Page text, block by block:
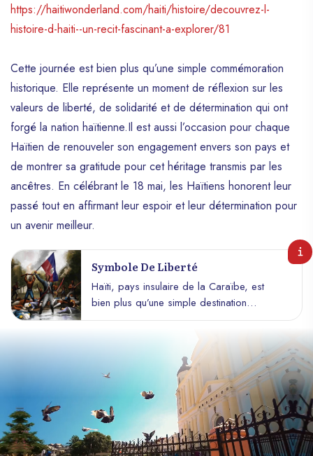
https://haitiwonderland.com/haiti/histoire/decouvrez-l-
histoire-d-haiti--un-recit-fascinant-a-explorer/81
Cette journée est bien plus qu’une simple commémoration
historique. Elle représente un moment de réflexion sur les
valeurs de liberté, de solidarité et de détermination qui ont
forgé la nation haïtienne.Il est aussi l’occasion pour chaque
Haïtien de renouveler son engagement envers son pays et
de montrer sa gratitude pour cet héritage transmis par les
ancêtres. En célébrant le 18 mai, les Haïtiens honorent leur
passé tout en affirmant leur espoir et leur détermination pour
un avenir meilleur.
Symbole De Liberté
Haïti, pays insulaire de la Caraïbe, est
bien plus qu’une simple destination
touristique. Il incarne un symbole de
l’émancipation, un exemple historique pour
le monde entier. Dans cet article, nous
allons explorer pourquoi Haïti est
considéré comme un véritable symbole de
liberté, en mettant en lumière son histoire,
sa culture et son rôle essentiel dans la lutte
contre l’oppression.